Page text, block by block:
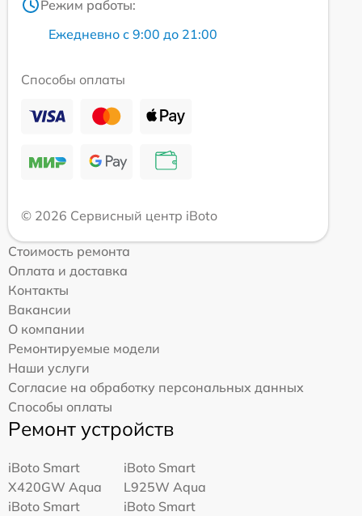
Режим работы:
Ежедневно с 9:00 до 21:00
Способы оплаты
© 2026 Сервисный центр iBoto
Стоимость ремонта
Оплата и доставка
Контакты
Вакансии
О компании
Ремонтируемые модели
Наши услуги
Согласие на обработку персональных данных
Способы оплаты
Ремонт устройств
iBoto Smart
Х420GW Aqua
iBoto Smart
L925W Aqua
iBoto Smart
iBoto Smart